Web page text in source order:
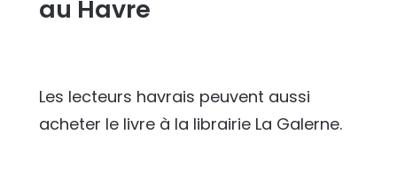
au Havre
Les lecteurs havrais peuvent aussi
acheter le livre à la librairie La Galerne.